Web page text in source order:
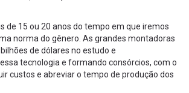
de 15 ou 20 anos do tempo em que iremos
norma do gênero. As grandes montadoras
de dólares no estudo e
tecnologia e formando consórcios, com o
custos e abreviar o tempo de produção dos